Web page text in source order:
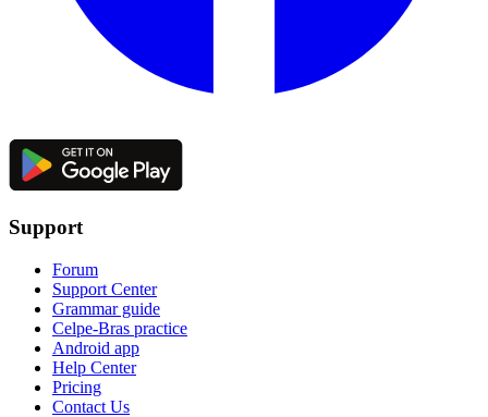
Support
Forum
Support Center
Grammar guide
Celpe-Bras practice
Android app
Help Center
Pricing
Contact Us